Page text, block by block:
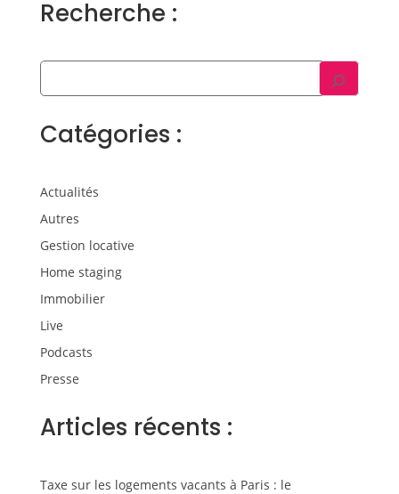
Recherche :
Catégories :
Actualités
Autres
Gestion locative
Home staging
Immobilier
Live
Podcasts
Presse
Articles récents :
Taxe sur les logements vacants à Paris : le